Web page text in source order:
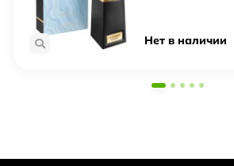
Нет в наличии